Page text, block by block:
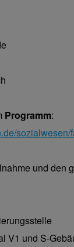
Programm:
und den
V1 und S-